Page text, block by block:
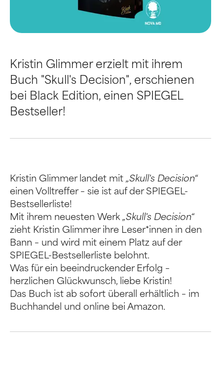
Kristin Glimmer erzielt mit ihrem
Buch "Skull's Decision", erschienen
bei Black Edition, einen SPIEGEL
Bestseller!
Kristin Glimmer landet mit „Skull's Decision“
einen Volltreffer – sie ist auf der SPIEGEL-
Bestsellerliste!
Mit ihrem neuesten Werk „Skull's Decision“
zieht Kristin Glimmer ihre Leser*innen in den
Bann – und wird mit einem Platz auf der
SPIEGEL-Bestsellerliste belohnt.
Was für ein beeindruckender Erfolg –
herzlichen Glückwunsch, liebe Kristin!
Das Buch ist ab sofort überall erhältlich – im
Buchhandel und online bei Amazon.